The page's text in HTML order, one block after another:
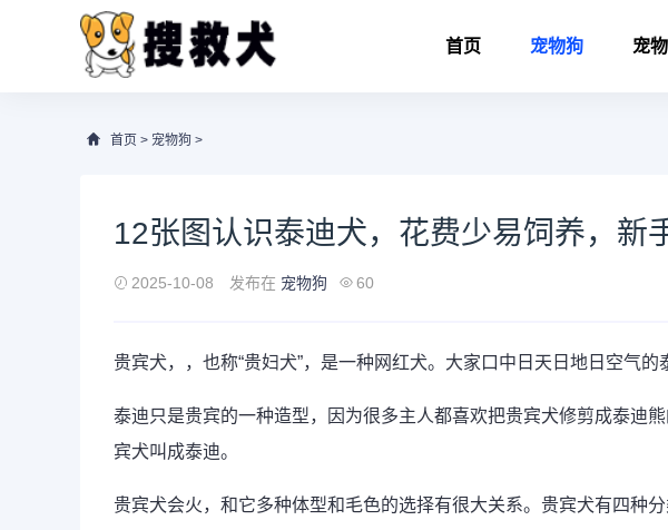
首页 宠物狗 宠
首页 > 宠物狗 >
12张图认识泰迪犬，花费少易饲养，新
2025-10-08 发布在 宠物狗 60
贵宾犬，，也称“贵妇犬”，是一种网红犬。大家口中日天日地日空气的
泰迪只是贵宾的一种造型，因为很多主人都喜欢把贵宾犬修剪成泰迪
宾犬叫成泰迪。
贵宾犬会火，和它多种体型和毛色的选择有很大关系。贵宾犬有四种